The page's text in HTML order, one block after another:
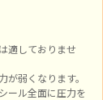
適しておりませ
弱くなります。
ール全面に圧力を